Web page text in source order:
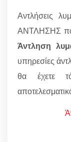
Αντλήσεις
ΑΝΤΛΗΣΗΣ
Άντληση
υπηρεσίες
θα έχετε